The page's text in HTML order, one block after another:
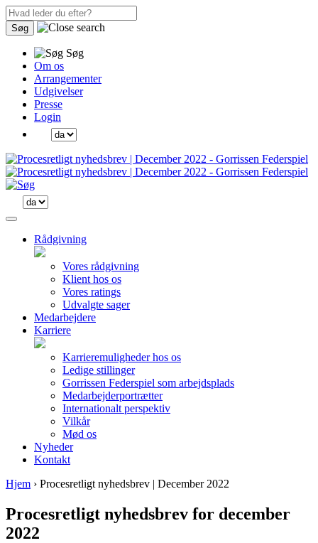
Søg
Søg
Om os
Arrangementer
Udgivelser
Presse
Login
Rådgivning
Vores rådgivning
Klient hos os
Vores ratings
Udvalgte sager
Medarbejdere
Karriere
Karrieremuligheder hos os
Ledige stillinger
Gorrissen Federspiel som arbejdsplads
Medarbejderportrætter
Internationalt perspektiv
Vilkår
Mød os
Nyheder
Kontakt
Hjem › Procesretligt nyhedsbrev | December 2022
Procesretligt nyhedsbrev for december
2022